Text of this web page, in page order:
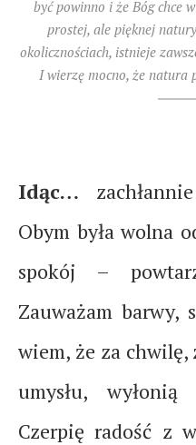
być powinno i że Bóg chce
prostej, ale pięknej
okolicznościach, istnieje
I wierzę mocno, że natura
Idąc…
Obym była wolna
spokój –
Zauważam barwy,
wiem, że za chwilę,
umysłu,
Czerpię radość z